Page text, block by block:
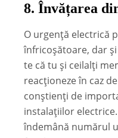
8. Învățarea
O urgență electrică
înfricoșătoare, dar
te că tu și ceilalți
reacționeze în caz
conștienți de
instalațiilor
îndemână numărul